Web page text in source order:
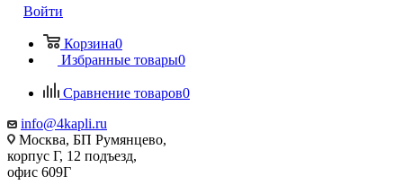
Войти
Корзина0
Избранные товары0
Сравнение товаров0
info@4kapli.ru
Москва, БП Румянцево,
корпус Г, 12 подъезд,
офис 609Г